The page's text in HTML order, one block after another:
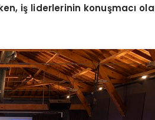
iş liderlerinin konuşmacı